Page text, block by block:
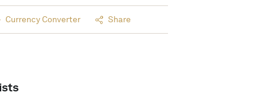
Currency Converter Share